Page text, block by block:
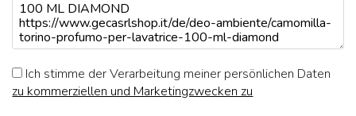
Ich stimme der Verarbeitung meiner persönlichen Daten
zu kommerziellen und Marketingzwecken zu